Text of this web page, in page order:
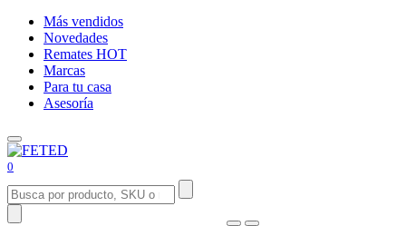
Más vendidos
Novedades
Remates HOT
Marcas
Para tu casa
Asesoría
0